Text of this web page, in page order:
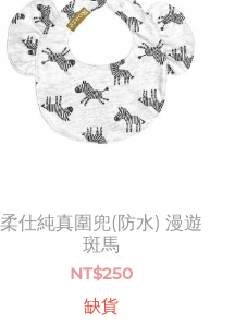
柔仕純真圍兜(防水) 漫遊
斑馬
NT$250
缺貨